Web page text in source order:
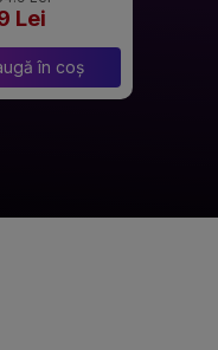
Lei
în coș